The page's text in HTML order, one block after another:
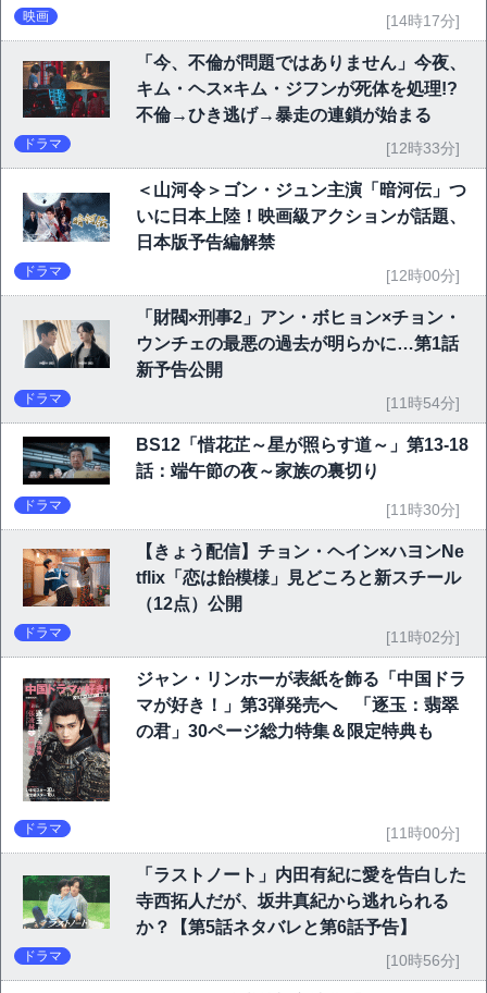
映画 [14時17分]
「今、不倫が問題ではありません」今夜、
キム・ヘス×キム・ジフンが死体を処理!?
不倫→ひき逃げ→暴走の連鎖が始まる
ドラマ [12時33分]
＜山河令＞ゴン・ジュン主演「暗河伝」つ
いに日本上陸！映画級アクションが話題、
日本版予告編解禁
ドラマ [12時00分]
「財閥×刑事2」アン・ボヒョン×チョン・
ウンチェの最悪の過去が明らかに…第1話
新予告公開
ドラマ [11時54分]
BS12「惜花芷～星が照らす道～」第13-18
話：端午節の夜～家族の裏切り
ドラマ [11時30分]
【きょう配信】チョン・ヘイン×ハヨンNe
tflix「恋は飴模様」見どころと新スチール
（12点）公開
ドラマ [11時02分]
ジャン・リンホーが表紙を飾る「中国ドラ
マが好き！」第3弾発売へ 「逐玉：翡翠
の君」30ページ総力特集＆限定特典も
ドラマ [11時00分]
「ラストノート」内田有紀に愛を告白した
寺西拓人だが、坂井真紀から逃れられる
か？【第5話ネタバレと第6話予告】
ドラマ [10時56分]